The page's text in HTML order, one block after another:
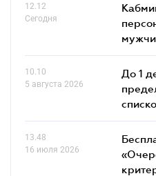
12.12
Сегодня
10.10
5 августа 2026
До 1
13.48
16 июля 2026